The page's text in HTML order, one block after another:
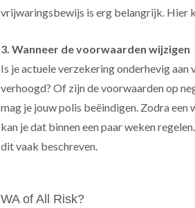
vrijwaringsbewijs is erg belangrijk. Hier
3. Wanneer de voorwaarden wijzigen
Is je actuele verzekering onderhevig
verhoogd? Of zijn de voorwaarden op
mag je jouw polis beëindigen. Zodra
kan je dat binnen een paar weken
dit vaak beschreven.
WA of All Risk?